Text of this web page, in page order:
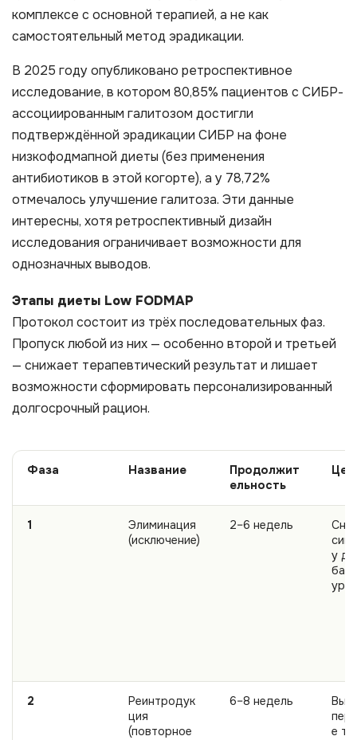
комплексе с основной терапией, а не как
самостоятельный метод эрадикации.
В 2025 году опубликовано ретроспективное
исследование, в котором 80,85% пациентов с СИБР-
ассоциированным галитозом достигли
подтверждённой эрадикации СИБР на фоне
низкофодмапной диеты (без применения
антибиотиков в этой когорте), а у 78,72%
отмечалось улучшение галитоза. Эти данные
интересны, хотя ретроспективный дизайн
исследования ограничивает возможности для
однозначных выводов.
Этапы диеты Low FODMAP
Протокол состоит из трёх последовательных фаз.
Пропуск любой из них — особенно второй и третьей
— снижает терапевтический результат и лишает
возможности сформировать персонализированный
долгосрочный рацион.
Фаза Название
Продолжит
ельность
1
Элиминация
(исключение)
2–6 недель
у до
2
Реинтродук
ция
(повторное
6–8 недель
е